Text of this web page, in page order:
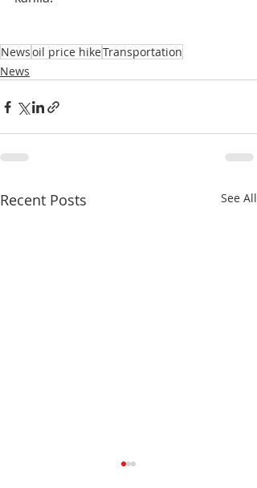
Newsoil price hikeTransportation
News
Recent Posts See All